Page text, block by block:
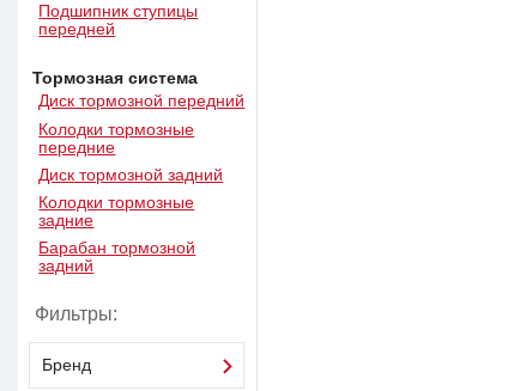
Подшипник ступицы
передней
Тормозная система
Диск тормозной передний
Колодки тормозные
передние
Диск тормозной задний
Колодки тормозные
задние
Барабан тормозной
задний
Фильтры:
Бренд